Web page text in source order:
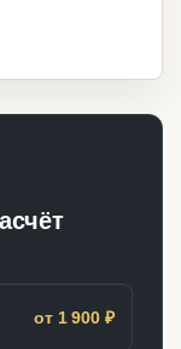
от 1 900 ₽